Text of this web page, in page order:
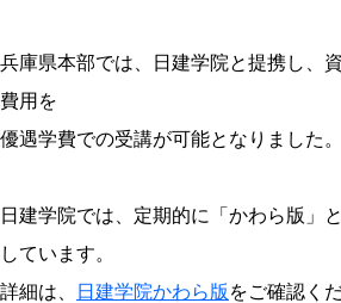
兵庫県本部では、日建学院と提携し、
費用を
優遇学費での受講が可能となりました。
日建学院では、定期的に「かわら版」
しています。
詳細は、
日建学院かわら版 をご確認く